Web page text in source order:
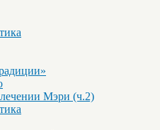
Мэри (ч.2)